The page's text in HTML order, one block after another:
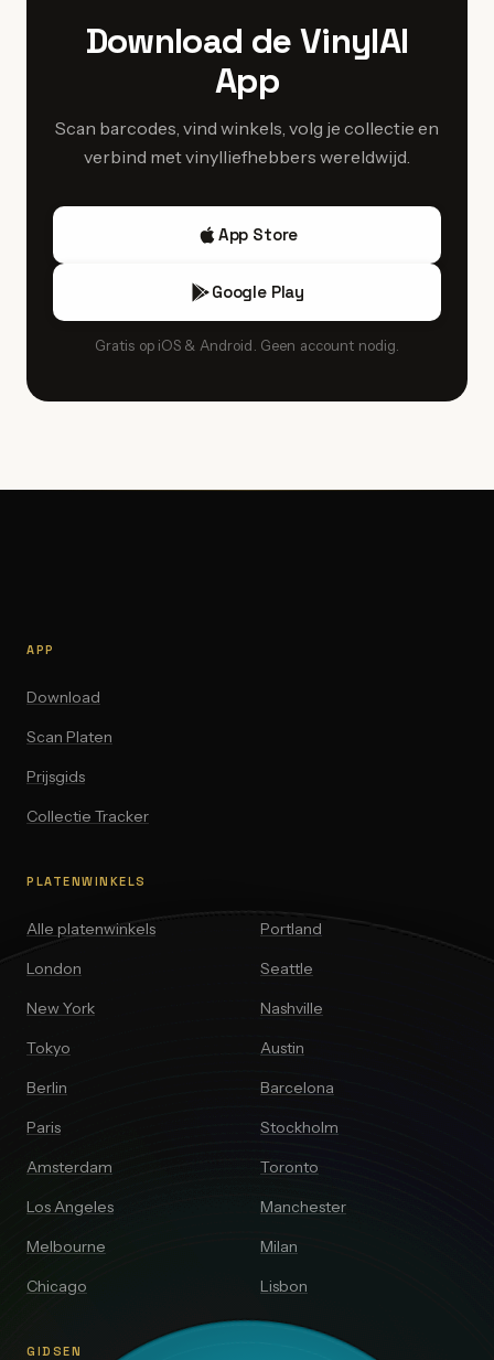
rond Massilia Sound System, leverden unieke Marseillais-
items die Occitaanse reggae en Provençaalse cultuur via
Download de VinylAI
App
Scan barcodes, vind winkels, volg je collectie en
verbind met vinylliefhebbers wereldwijd.
App Store
Google Play
Gratis op iOS & Android. Geen account nodig.
APP
Download
Scan Platen
Prijsgids
Collectie Tracker
PLATENWINKELS
Alle platenwinkels
London
New York
Tokyo
Berlin
Paris
Amsterdam
Los Angeles
Melbourne
Chicago
Portland
Seattle
Nashville
Austin
Barcelona
Stockholm
Toronto
Manchester
Milan
Lisbon
GIDSEN